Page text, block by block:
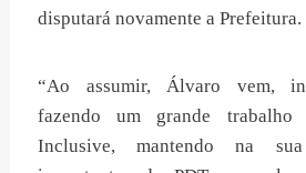
disputará novamente a Prefeitura.
“Ao assumir, Álvaro vem,
fazendo um grande trabalho
Inclusive, mantendo na